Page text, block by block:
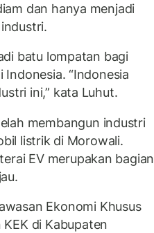
dan hanya menjadi
batu lompatan bagi
“Indonesia
ini,” kata Luhut.
membangun industri
listrik di Morowali.
EV merupakan bagian
Ekonomi Khusus
di Kabupaten